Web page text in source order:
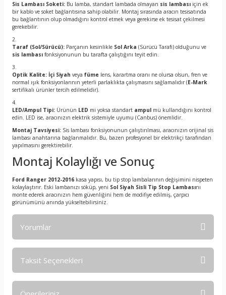
Sis Lambası Soketi: Bu lamba, standart lambada olmayan sis lambası için ek
bir kablo ve soket bağlantısına sahip olabilir. Montaj sırasında aracın tesisatında
bu bağlantının olup olmadığını kontrol etmek veya gerekirse ek tesisat çekilmesi
gerekebilir.
Taraf (Sol/Sürücü): Parçanın kesinlikle Sol Arka (Sürücü Tarafı) olduğunu ve
sis lambası fonksiyonunun bu tarafta çalıştığını teyit edin.
Optik Kalite: İçi Siyah veya füme lens, karartma oranı ne olursa olsun, fren ve
normal ışık fonksiyonlarının yeterli parlaklıkta çalışmasını sağlamalıdır (E-Mark
sertifikalı ürünler tercih edilmelidir).
LED/Ampul Tipi: Ürünün LED mi yoksa standart ampul mü kullandığını kontrol
edin. LED ise, aracınızın elektrik sistemiyle uyumu (Canbus) önemlidir.
Montaj Tavsiyesi: Sis lambası fonksiyonunun çalıştırılması, aracınızın orijinal sis
lambası anahtarına bağlanmalıdır. Bu, bazen profesyonel bir elektrikçi tarafından
yapılmasını gerektirebilir.
Montaj Kolaylığı ve Sonuç
Ford Ranger 2012-2016 kasa yapısı, bu tip stop lambalarının değişimini nispeten
kolaylaştırır. Eski lambanızı söküp, yeni Sol Siyah Sisli Tip Stop Lambasını
monte ederek aracınızın hem güvenliğini hem de modifiye edilmiş, çarpıcı
görünümünü anında yükseltebilirsiniz.
Yorumlar
Taksit Seçenekleri